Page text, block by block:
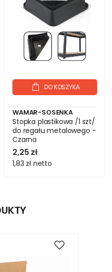
DO KOSZYKA
WAMAR-SOSENKA
Stopka plastikowa /1 szt/
do regału metalowego -
Czarna
2,25 zł
1,83 zł netto